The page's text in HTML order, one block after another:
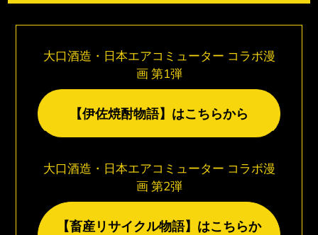
大口酒造・日本エアコミューター コラボ漫
画 第1弾
【伊佐焼酎物語】はこちらから
大口酒造・日本エアコミューター コラボ漫
画 第2弾
【畜産リサイクル物語】はこちらか